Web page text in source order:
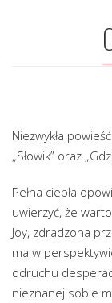
Niezwykła
„Słowik” oraz
Pełna ciepła
uwierzyć, że
Joy, zdradzona
ma w
odruchu
nieznanej sobie